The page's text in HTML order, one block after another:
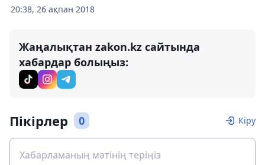
20:38, 26 ақпан 2018
Жаңалықтан zakon.kz сайтында
хабардар болыңыз:
Пікірлер 0 Кіру